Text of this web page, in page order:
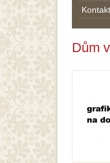
Dům